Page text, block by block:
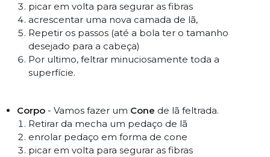
picar em volta para segurar as fibras
acrescentar uma nova camada de lã,
Repetir os passos (até a bola ter o tamanho
desejado para a cabeça)
Por ultimo, feltrar minuciosamente toda a
superfície.
Corpo - Vamos fazer um Cone de lã feltrada.
Retirar da mecha um pedaço de lã
enrolar pedaço em forma de cone
picar em volta para segurar as fibras